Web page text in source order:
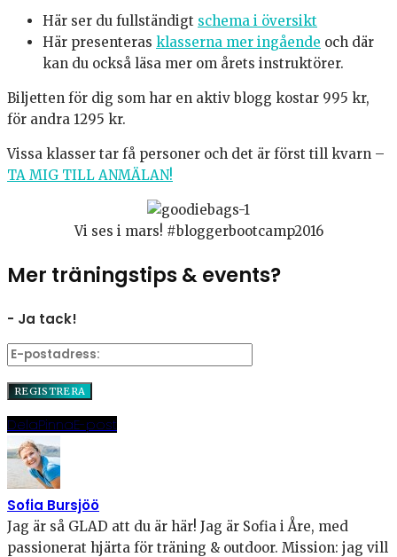
Här ser du fullständigt schema i översikt
Här presenteras klasserna mer ingående och där
kan du också läsa mer om årets instruktörer.
Biljetten för dig som har en aktiv blogg kostar 995 kr,
för andra 1295 kr.
Vissa klasser tar få personer och det är först till kvarn –
TA MIG TILL ANMÄLAN!
Vi ses i mars! #bloggerbootcamp2016
Mer träningstips & events?
- Ja tack!
DelaPinnaE-post
Sofia Bursjöö
Jag är så GLAD att du är här! Jag är Sofia i Åre, med
passionerat hjärta för träning & outdoor. Mission: jag vill